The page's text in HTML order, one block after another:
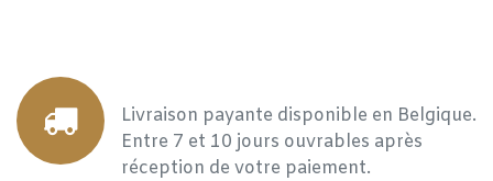
Livraison payante disponible en Belgique.
Entre 7 et 10 jours ouvrables après
réception de votre paiement.